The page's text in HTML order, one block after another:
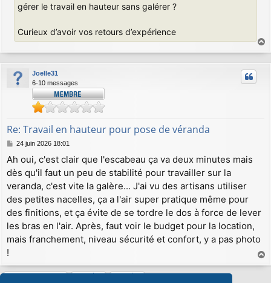
gérer le travail en hauteur sans galérer ?
Curieux d’avoir vos retours d’expérience
a
u
Joelle31
6-10 messages
Re: Travail en hauteur pour pose de véranda
M
s
s
g
e
24 juin 2026 18:01
Ah oui, c'est clair que l'escabeau ça va deux minutes mais
dès qu'il faut un peu de stabilité pour travailler sur la
veranda, c'est vite la galère... J'ai vu des artisans utiliser
des petites nacelles, ça a l'air super pratique même pour
des finitions, et ça évite de se tordre le dos à force de lever
les bras en l'air. Après, faut voir le budget pour la location,
mais franchement, niveau sécurité et confort, y a pas photo
!
a